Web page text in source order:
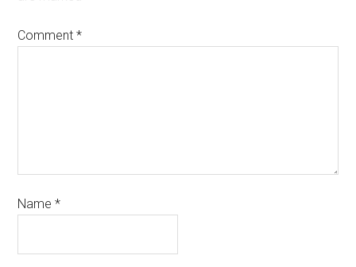
Comment*
Name*